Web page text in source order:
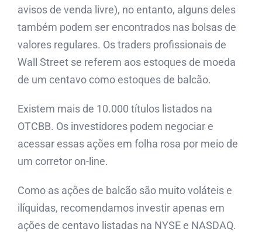
avisos de venda livre), no entanto, alguns deles
também podem ser encontrados nas bolsas de
valores regulares. Os traders profissionais de
Wall Street se referem aos estoques de moeda
de um centavo como estoques de balcão.
Existem mais de 10.000 títulos listados na
OTCBB. Os investidores podem negociar e
acessar essas ações em folha rosa por meio de
um corretor on-line.
Como as ações de balcão são muito voláteis e
ilíquidas, recomendamos investir apenas em
ações de centavo listadas na NYSE e NASDAQ.